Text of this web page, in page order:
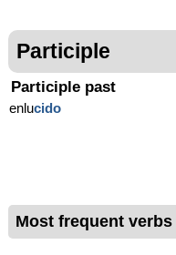
Participle
Participle past
enlucido
Most frequent verbs